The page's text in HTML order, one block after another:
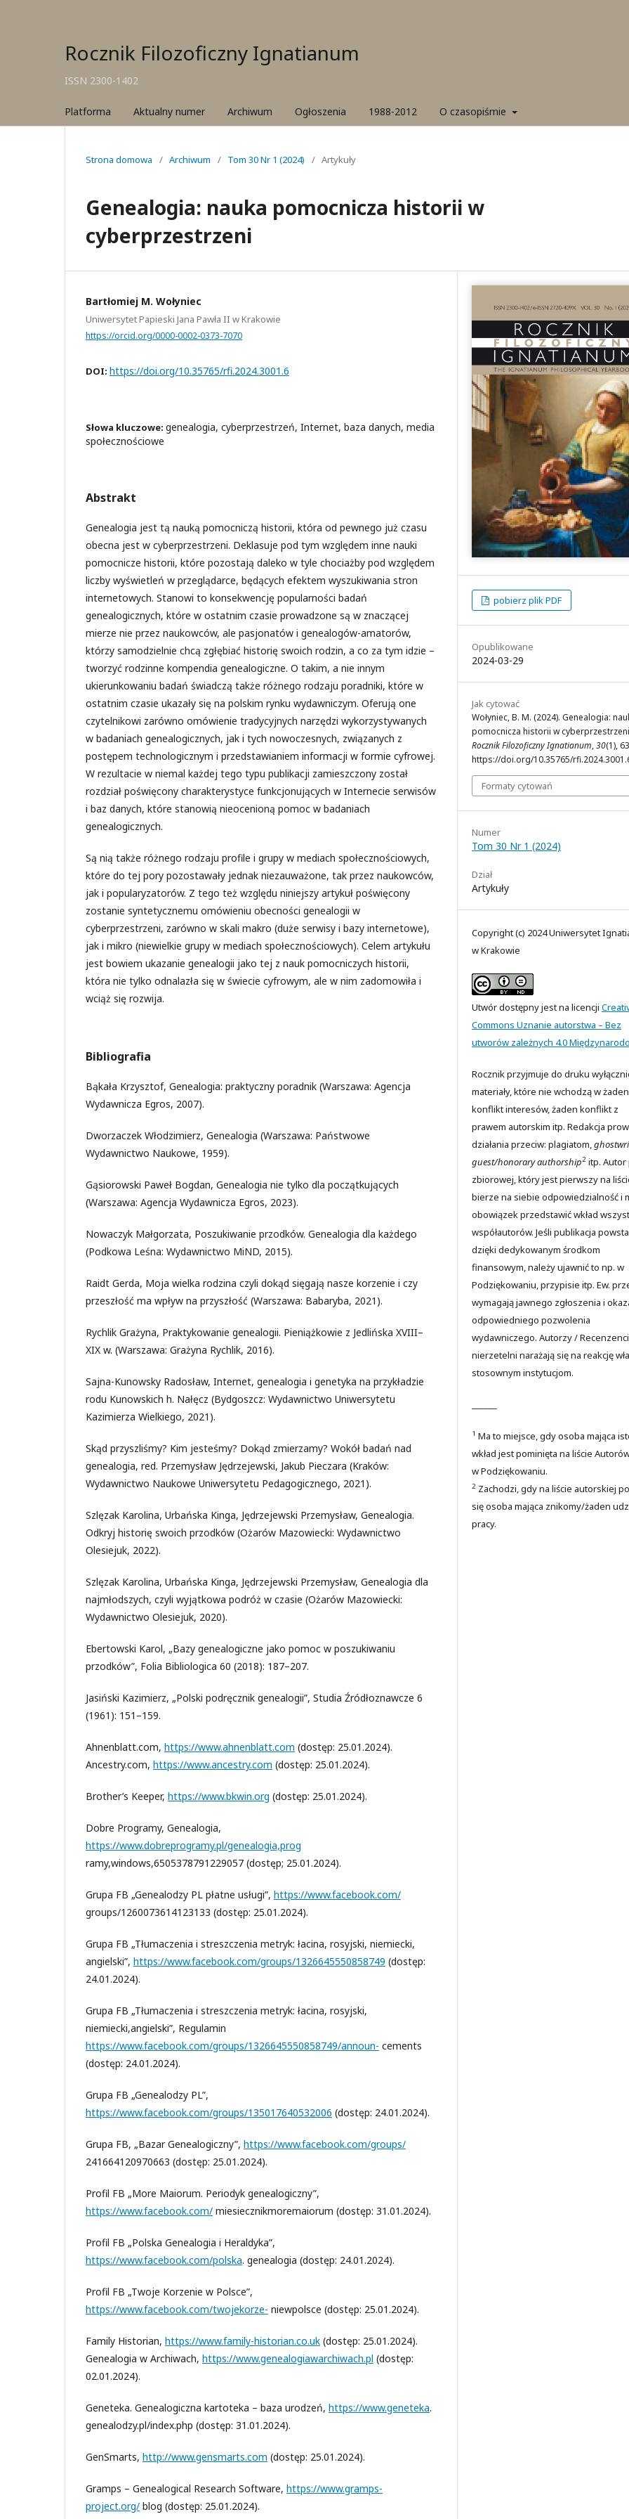
Rocznik Filozoficzny Ignatianum
ISSN 2300-1402
Platforma Aktualny numer Archiwum Ogłoszenia 1988-2012 O czasopiśmie
Strona domowa / Archiwum / Tom 30 Nr 1 (2024) / Artykuły
Genealogia: nauka pomocnicza historii w
cyberprzestrzeni
Bartłomiej M. Wołyniec
Uniwersytet Papieski Jana Pawła II w Krakowie
https://orcid.org/0000-0002-0373-7070
DOI: https://doi.org/10.35765/rfi.2024.3001.6
Słowa kluczowe: genealogia, cyberprzestrzeń, Internet, baza danych, media
społecznościowe
Abstrakt
Genealogia jest tą nauką pomocniczą historii, która od pewnego już czasu
obecna jest w cyberprzestrzeni. Deklasuje pod tym względem inne nauki
pomocnicze historii, które pozostają daleko w tyle chociażby pod względem
liczby wyświetleń w przeglądarce, będących efektem wyszukiwania stron
internetowych. Stanowi to konsekwencję popularności badań
genealogicznych, które w ostatnim czasie prowadzone są w znaczącej
mierze nie przez naukowców, ale pasjonatów i genealogów-amatorów,
którzy samodzielnie chcą zgłębiać historię swoich rodzin, a co za tym idzie –
tworzyć rodzinne kompendia genealogiczne. O takim, a nie innym
ukierunkowaniu badań świadczą także różnego rodzaju poradniki, które w
ostatnim czasie ukazały się na polskim rynku wydawniczym. Oferują one
czytelnikowi zarówno omówienie tradycyjnych narzędzi wykorzystywanych
w badaniach genealogicznych, jak i tych nowoczesnych, związanych z
postępem technologicznym i przedstawianiem informacji w formie cyfrowej.
W rezultacie w niemal każdej tego typu publikacji zamieszczony został
rozdział poświęcony charakterystyce funkcjonujących w Internecie serwisów
i baz danych, które stanowią nieocenioną pomoc w badaniach
genealogicznych.
Są nią także różnego rodzaju profile i grupy w mediach społecznościowych,
które do tej pory pozostawały jednak niezauważone, tak przez naukowców,
jak i popularyzatorów. Z tego też względu niniejszy artykuł poświęcony
zostanie syntetycznemu omówieniu obecności genealogii w
cyberprzestrzeni, zarówno w skali makro (duże serwisy i bazy internetowe),
jak i mikro (niewielkie grupy w mediach społecznościowych). Celem artykułu
jest bowiem ukazanie genealogii jako tej z nauk pomocniczych historii,
która nie tylko odnalazła się w świecie cyfrowym, ale w nim zadomowiła i
wciąż się rozwija.
Bibliografia
Bąkała Krzysztof, Genealogia: praktyczny poradnik (Warszawa: Agencja
Wydawnicza Egros, 2007).
Dworzaczek Włodzimierz, Genealogia (Warszawa: Państwowe
Wydawnictwo Naukowe, 1959).
Gąsiorowski Paweł Bogdan, Genealogia nie tylko dla początkujących
(Warszawa: Agencja Wydawnicza Egros, 2023).
Nowaczyk Małgorzata, Poszukiwanie przodków. Genealogia dla każdego
(Podkowa Leśna: Wydawnictwo MiND, 2015).
Raidt Gerda, Moja wielka rodzina czyli dokąd sięgają nasze korzenie i czy
przeszłość ma wpływ na przyszłość (Warszawa: Babaryba, 2021).
Rychlik Grażyna, Praktykowanie genealogii. Pieniążkowie z Jedlińska XVIII–
XIX w. (Warszawa: Grażyna Rychlik, 2016).
Sajna-Kunowsky Radosław, Internet, genealogia i genetyka na przykładzie
rodu Kunowskich h. Nałęcz (Bydgoszcz: Wydawnictwo Uniwersytetu
Kazimierza Wielkiego, 2021).
Skąd przyszliśmy? Kim jesteśmy? Dokąd zmierzamy? Wokół badań nad
genealogia, red. Przemysław Jędrzejewski, Jakub Pieczara (Kraków:
Wydawnictwo Naukowe Uniwersytetu Pedagogicznego, 2021).
Szlęzak Karolina, Urbańska Kinga, Jędrzejewski Przemysław, Genealogia.
Odkryj historię swoich przodków (Ożarów Mazowiecki: Wydawnictwo
Olesiejuk, 2022).
Szlęzak Karolina, Urbańska Kinga, Jędrzejewski Przemysław, Genealogia dla
najmłodszych, czyli wyjątkowa podróż w czasie (Ożarów Mazowiecki:
Wydawnictwo Olesiejuk, 2020).
Ebertowski Karol, „Bazy genealogiczne jako pomoc w poszukiwaniu
przodków”, Folia Bibliologica 60 (2018): 187–207.
Jasiński Kazimierz, „Polski podręcznik genealogii”, Studia Źródłoznawcze 6
(1961): 151–159.
Ahnenblatt.com, https://www.ahnenblatt.com (dostęp: 25.01.2024).
Ancestry.com, https://www.ancestry.com (dostęp: 25.01.2024).
Brother’s Keeper, https://www.bkwin.org (dostęp: 25.01.2024).
Dobre Programy, Genealogia,
https://www.dobreprogramy.pl/genealogia,prog
ramy,windows,6505378791229057 (dostęp; 25.01.2024).
Grupa FB „Genealodzy PL płatne usługi”, https://www.facebook.com/
groups/1260073614123133 (dostęp: 25.01.2024).
Grupa FB „Tłumaczenia i streszczenia metryk: łacina, rosyjski, niemiecki,
angielski”, https://www.facebook.com/groups/1326645550858749 (dostęp:
24.01.2024).
Grupa FB „Tłumaczenia i streszczenia metryk: łacina, rosyjski,
niemiecki,angielski”, Regulamin
https://www.facebook.com/groups/1326645550858749/announ- cements
(dostęp: 24.01.2024).
Grupa FB „Genealodzy PL”,
https://www.facebook.com/groups/135017640532006 (dostęp: 24.01.2024).
Grupa FB, „Bazar Genealogiczny”, https://www.facebook.com/groups/
241664120970663 (dostęp: 25.01.2024).
Profil FB „More Maiorum. Periodyk genealogiczny”,
https://www.facebook.com/ miesiecznikmoremaiorum (dostęp: 31.01.2024).
Profil FB „Polska Genealogia i Heraldyka”,
https://www.facebook.com/polska. genealogia (dostęp: 24.01.2024).
Profil FB „Twoje Korzenie w Polsce”,
https://www.facebook.com/twojekorze- niewpolsce (dostęp: 25.01.2024).
Family Historian, https://www.family-historian.co.uk (dostęp: 25.01.2024).
Genealogia w Archiwach, https://www.genealogiawarchiwach.pl (dostęp:
02.01.2024).
Geneteka. Genealogiczna kartoteka – baza urodzeń, https://www.geneteka.
genealodzy.pl/index.php (dostęp: 31.01.2024).
GenSmarts, http://www.gensmarts.com (dostęp: 25.01.2024).
Gramps – Genealogical Research Software, https://www.gramps-
project.org/ blog (dostęp: 25.01.2024).
pobierz plik PDF
Opublikowane
2024-03-29
Jak cytować
Wołyniec, B. M. (2024). Genealogia:
pomocnicza historii w
Rocznik Filozoficzny Ignatianum,30(1),
https://doi.org/10.35765/
Formaty cytowań
Numer
Tom 30 Nr 1 (2024)
Dział
Artykuły
Copyright (c) 2024 Uniwersytet
w Krakowie
Utwór dostępny jest na licencji
Commons Uznanie autorstwa – Bez
utworów zależnych 4.0
Rocznik przyjmuje do druku
materiały, które nie wchodzą w żaden
konflikt interesów, żaden konflikt z
prawem autorskim itp. Redakcja
działania przeciw: plagiatom,
guest/honorary authorship2 itp. Autor
zbiorowej, który jest pierwszy na
bierze na siebie odpowiedzialność i
obowiązek przedstawić wkład
współautorów. Jeśli publikacja
dzięki dedykowanym środkom
finansowym, należy ujawnić to np. w
Podziękowaniu, przypisie itp. Ew.
wymagają jawnego zgłoszenia i
odpowiedniego pozwolenia
wydawniczego. Autorzy / Recenzenci
nierzetelni narażają się na reakcję
stosownym instytucjom.
1 Ma to miejsce, gdy osoba mająca
wkład jest pominięta na liście
w Podziękowaniu.
2 Zachodzi, gdy na liście autorskiej
się osoba mająca znikomy/żaden
pracy.